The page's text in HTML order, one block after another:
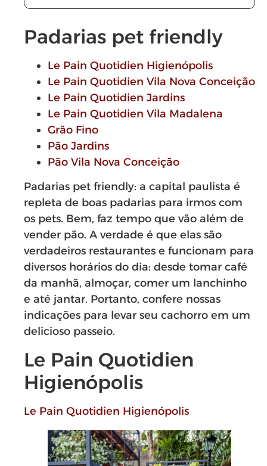
Padarias pet friendly
Le Pain Quotidien Higienópolis
Le Pain Quotidien Vila Nova Conceição
Le Pain Quotidien Jardins
Le Pain Quotidien Vila Madalena
Grão Fino
Pão Jardins
Pão Vila Nova Conceição
Padarias pet friendly: a capital paulista é
repleta de boas padarias para irmos com
os pets. Bem, faz tempo que vão além de
vender pão. A verdade é que elas são
verdadeiros restaurantes e funcionam para
diversos horários do dia: desde tomar café
da manhã, almoçar, comer um lanchinho
e até jantar. Portanto, confere nossas
indicações para levar seu cachorro em um
delicioso passeio.
Le Pain Quotidien
Higienópolis
Le Pain Quotidien Higienópolis